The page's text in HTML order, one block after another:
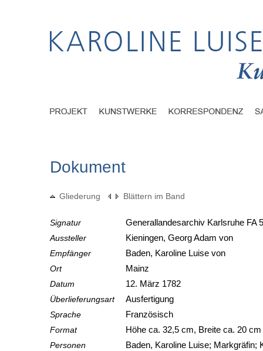
Dokument
Gliederung Blättern im Band
Signatur
Generallandesarchiv Karlsruhe FA
Aussteller
Kieningen, Georg Adam von
Empfänger
Baden, Karoline Luise von
Ort
Mainz
Datum
12. März 1782
Überlieferungsart
Ausfertigung
Sprache
Französisch
Format
Höhe ca. 32,5 cm, Breite ca. 20 cm
Personen
Baden, Karoline Luise; Markgräfin;